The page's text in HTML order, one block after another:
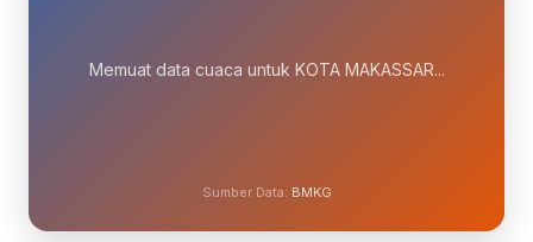
Memuat data cuaca untuk KOTA MAKASSAR...
Sumber Data: BMKG